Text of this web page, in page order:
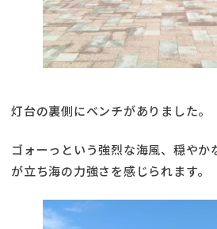
灯台の裏側にベンチがありました。
ゴォーっという強烈な海風、穏やか
が立ち海の力強さを感じられます。